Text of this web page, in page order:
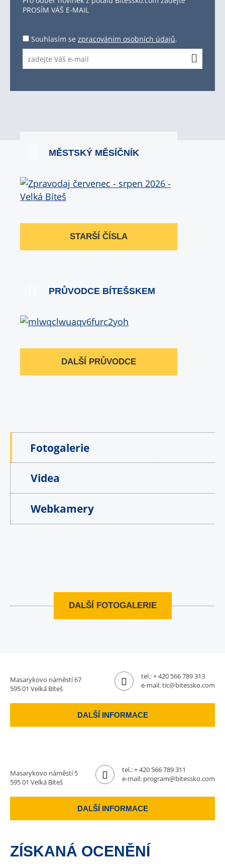
PROSÍM VÁŠ E-MAIL
Souhlasím se zpracováním osobních údajů.
MĚSTSKÝ MĚSÍČNÍK
STARŠÍ ČÍSLA
PRŮVODCE BÍTEŠSKEM
DALŠÍ PRŮVODCE
Fotogalerie
Videa
Webkamery
DALŠÍ FOTOGALERIE
Masarykovo náměstí 67
595 01 Velká Bíteš
tel.:+ 420 566 789 313
e-mail:tic@bitessko.com
DALŠÍ INFORMACE
Masarykovo náměstí 5
595 01 Velká Bíteš
tel.:+ 420 566 789 311
e-mail: program@bitessko.com
DALŠÍ INFORMACE
ZÍSKANÁ OCENĚNÍ